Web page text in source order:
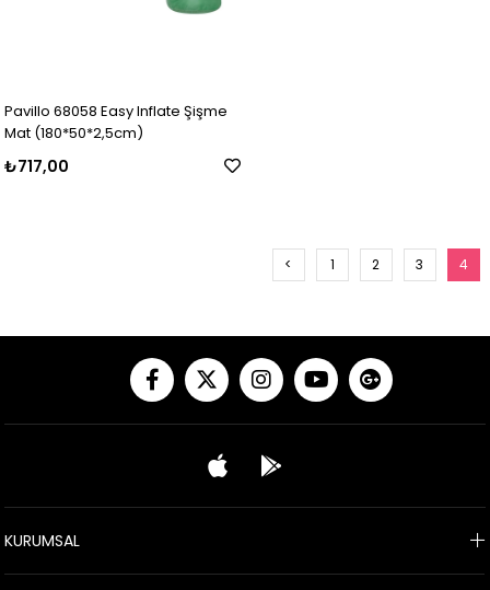
Pavillo 68058 Easy Inflate Şişme
Mat (180*50*2,5cm)
₺717,00
< 1 2 3 4
KURUMSAL